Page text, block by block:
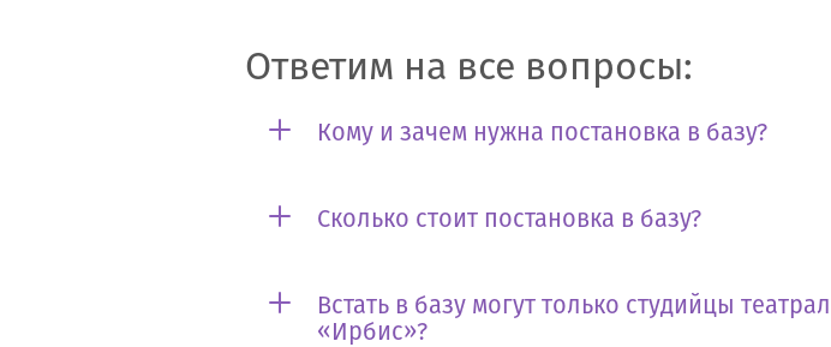
Ответим на все вопросы:
Кому и зачем нужна постановка в базу?
Сколько стоит постановка в базу?
Встать в базу могут только студийцы
«Ирбис»?